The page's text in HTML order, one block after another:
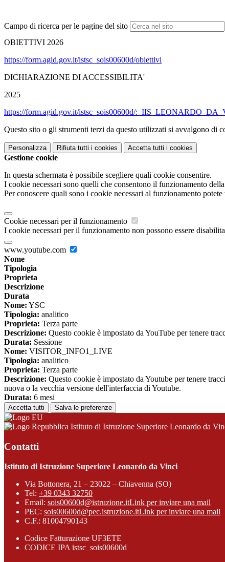
Campo di ricerca per le pagine del sito
OBIETTIVI 2026
https://form.agid.gov.it/istsc_sois00600d/obiettivi
DICHIARAZIONE DI ACCESSIBILITA'
2025
https://form.agid.gov.it/istsc_sois00600d/
Questo sito o gli strumenti terzi da questo utilizzati si avvalgono di
Personalizza Rifiuta tutti i cookies Accetta tutti i cookies
Gestione cookie
In questa schermata è possibile scegliere quali cookie consentire.
I cookie necessari sono quelli che consentono il funzionamento
Per conoscere quali sono i cookie necessari al funzionamento potete
Cookie necessari per il funzionamento
I cookie necessari per il funzionamento non possono essere
www.youtube.com
Nome
Tipologia
Proprieta
Descrizione
Durata
Nome: YSC
Tipologia: analitico
Proprieta: Terza parte
Descrizione: Questo cookie è impostato da YouTube per tenere
Durata: Sessione
Nome: VISITOR_INFO1_LIVE
Tipologia: analitico
Proprieta: Terza parte
Descrizione: Questo cookie è impostato da Youtube per tenere
nuova o la vecchia versione dell'interfaccia di Youtube.
Durata: 6 mesi
Accetta tutti Salva le preferenze
Istituto di Istruzione Superiore Leonardo da
Contatti
Istituto di Istruzione Superiore Leonardo da Vinci
Via Bottonera, 21 – 23022 – Chiavenna (SO)
Tel: +39 0343 32750
Email: sois00600d@istruzione.itLink per inviare una mail
PEC: sois00600d@pec.istruzione.itLink per inviare una mail
C.F.: 81004790143
Codice Fatturazione UF3ETE
CODICE IPA istsc_sois00600d